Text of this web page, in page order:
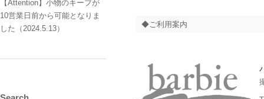
◆ご利用案内
【Attention】小物のキープが
10営業日前から可能となりま
した（2024.5.13）